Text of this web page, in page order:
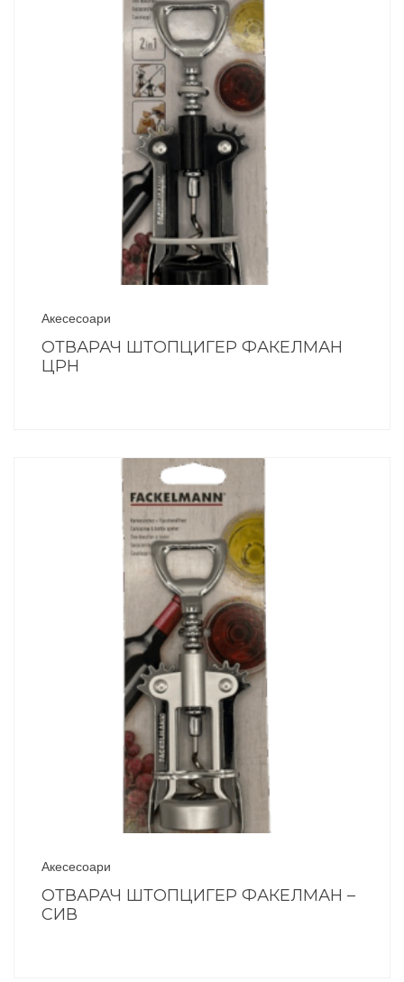
Акесесоари
ОТВАРАЧ ШТОПЦИГЕР ФАКЕЛМАН
ЦРН
Акесесоари
ОТВАРАЧ ШТОПЦИГЕР ФАКЕЛМАН –
СИВ